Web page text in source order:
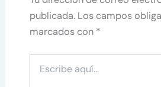
publicada. Los campos
marcados con *
aquí...